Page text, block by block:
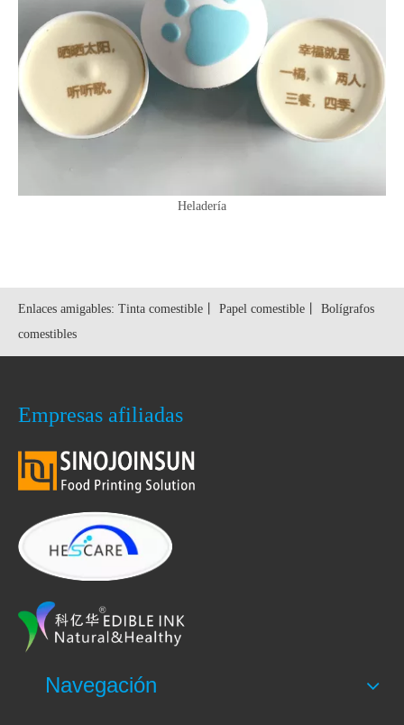
Heladería
Enlaces amigables: Tinta comestible Papel comestible
Bolígrafos
comestibles
Empresas afiliadas
Navegación